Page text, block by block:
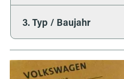
Bildergalerie überspringen